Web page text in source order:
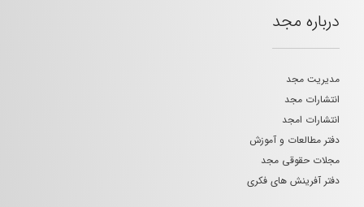
درباره مجد
مدیریت مجد
انتشارات مجد
انتشارات امجد
دفتر مطالعات و آموزش
مجلات حقوقی مجد
دفتر آفرینش های فکری